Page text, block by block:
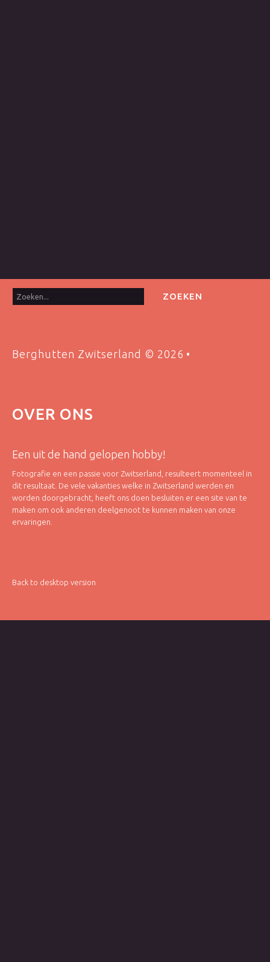
ZOEKEN
Berghutten Zwitserland © 2026
OVER ONS
Een uit de hand gelopen hobby!
Fotografie en een passie voor Zwitserland, resulteert momenteel in
dit resultaat. De vele vakanties welke in Zwitserland werden en
worden doorgebracht, heeft ons doen besluiten er een site van te
maken om ook anderen deelgenoot te kunnen maken van onze
ervaringen.
Back to desktop version